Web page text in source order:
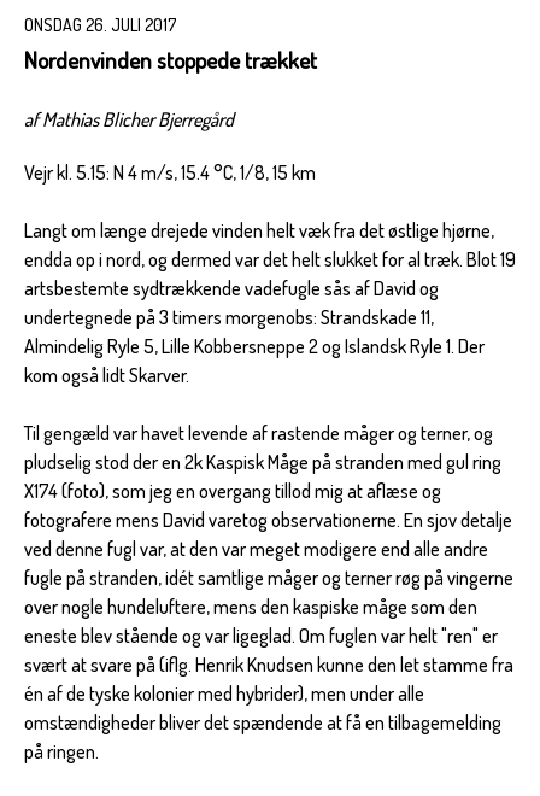
ONSDAG 26. JULI 2017
Nordenvinden stoppede trækket
af Mathias Blicher Bjerregård
Vejr kl. 5.15: N 4 m/s, 15.4 °C, 1/8, 15 km
Langt om længe drejede vinden helt væk fra det østlige hjørne,
endda op i nord, og dermed var det helt slukket for al træk. Blot 19
artsbestemte sydtrækkende vadefugle sås af David og
undertegnede på 3 timers morgenobs: Strandskade 11,
Almindelig Ryle 5, Lille Kobbersneppe 2 og Islandsk Ryle 1. Der
kom også lidt Skarver.
Til gengæld var havet levende af rastende måger og terner, og
pludselig stod der en 2k Kaspisk Måge på stranden med gul ring
X174 (foto), som jeg en overgang tillod mig at aflæse og
fotografere mens David varetog observationerne. En sjov detalje
ved denne fugl var, at den var meget modigere end alle andre
fugle på stranden, idét samtlige måger og terner røg på vingerne
over nogle hundeluftere, mens den kaspiske måge som den
eneste blev stående og var ligeglad. Om fuglen var helt "ren" er
svært at svare på (iflg. Henrik Knudsen kunne den let stamme fra
én af de tyske kolonier med hybrider), men under alle
omstændigheder bliver det spændende at få en tilbagemelding
på ringen.